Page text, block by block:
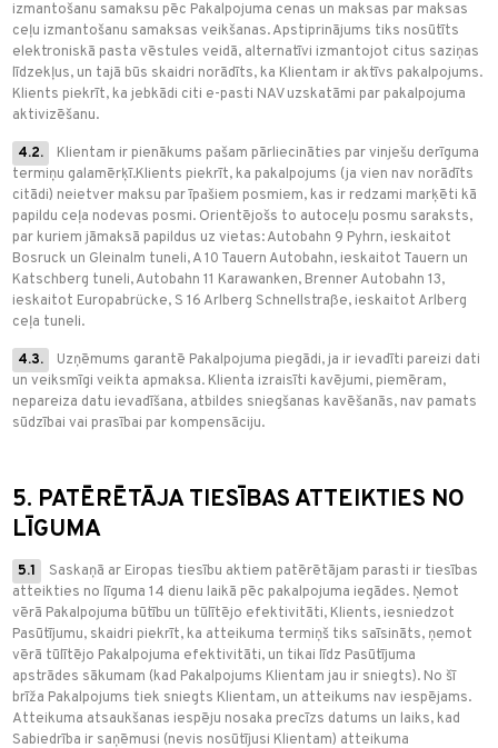
izmantošanu samaksu pēc Pakalpojuma cenas un maksas par maksas
ceļu izmantošanu samaksas veikšanas. Apstiprinājums tiks nosūtīts
elektroniskā pasta vēstules veidā, alternatīvi izmantojot citus saziņas
līdzekļus, un tajā būs skaidri norādīts, ka Klientam ir aktīvs pakalpojums.
Klients piekrīt, ka jebkādi citi e-pasti NAV uzskatāmi par pakalpojuma
aktivizēšanu.
4.2.
Klientam ir pienākums pašam pārliecināties par vinješu derīguma
termiņu galamērķī.Klients piekrīt, ka pakalpojums (ja vien nav norādīts
citādi) neietver maksu par īpašiem posmiem, kas ir redzami marķēti kā
papildu ceļa nodevas posmi. Orientējošs to autoceļu posmu saraksts,
par kuriem jāmaksā papildus uz vietas: Autobahn 9 Pyhrn, ieskaitot
Bosruck un Gleinalm tuneli, A 10 Tauern Autobahn, ieskaitot Tauern un
Katschberg tuneli, Autobahn 11 Karawanken, Brenner Autobahn 13,
ieskaitot Europabrücke, S 16 Arlberg Schnellstraße, ieskaitot Arlberg
ceļa tuneli.
4.3.
Uzņēmums garantē Pakalpojuma piegādi, ja ir ievadīti pareizi dati
un veiksmīgi veikta apmaksa. Klienta izraisīti kavējumi, piemēram,
nepareiza datu ievadīšana, atbildes sniegšanas kavēšanās, nav pamats
sūdzībai vai prasībai par kompensāciju.
5. PATĒRĒTĀJA TIESĪBAS ATTEIKTIES NO
LĪGUMA
5.1
Saskaņā ar Eiropas tiesību aktiem patērētājam parasti ir tiesības
atteikties no līguma 14 dienu laikā pēc pakalpojuma iegādes. Ņemot
vērā Pakalpojuma būtību un tūlītējo efektivitāti, Klients, iesniedzot
Pasūtījumu, skaidri piekrīt, ka atteikuma termiņš tiks saīsināts, ņemot
vērā tūlītējo Pakalpojuma efektivitāti, un tikai līdz Pasūtījuma
apstrādes sākumam (kad Pakalpojums Klientam jau ir sniegts). No šī
brīža Pakalpojums tiek sniegts Klientam, un atteikums nav iespējams.
Atteikuma atsaukšanas iespēju nosaka precīzs datums un laiks, kad
Sabiedrība ir saņēmusi (nevis nosūtījusi Klientam) atteikuma